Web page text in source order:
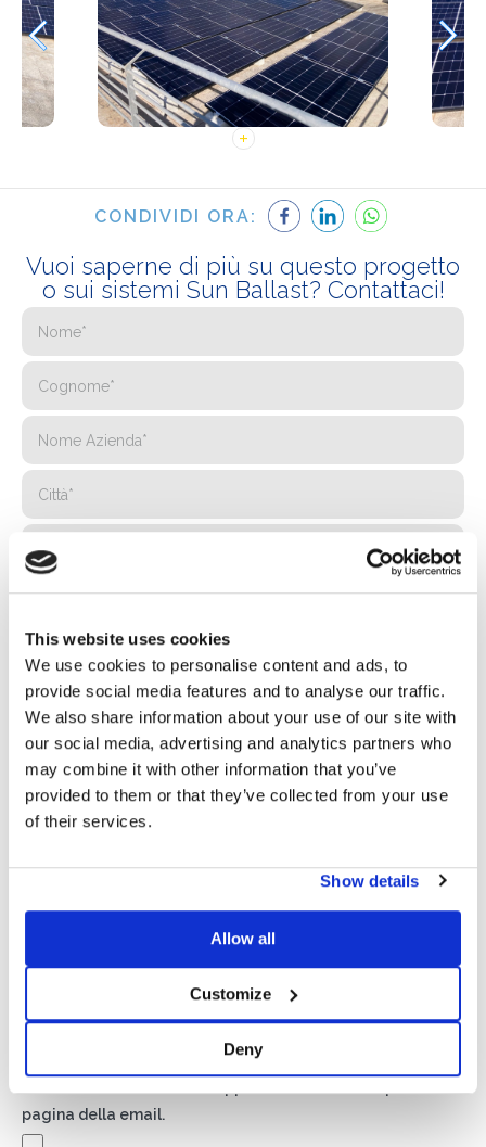
This website uses cookies
We use cookies to personalise content and ads, to
provide social media features and to analyse our traffic.
We also share information about your use of our site with
our social media, advertising and analytics partners who
may combine it with other information that you’ve
provided to them or that they’ve collected from your use
of their services.
Show details
Allow all
Customize
Deny
CONDIVIDI ORA:
Vuoi saperne di più su questo progetto
o sui sistemi Sun Ballast? Contattaci!
Privacy*
Autorizzo il trattamento dei miei dati secondo quanto
previsto dalla
Spuntando questa casella accetti di ricevere materiale
mediante l’invio di newsletter. In qualsiasi momento potrai
pagina della email.